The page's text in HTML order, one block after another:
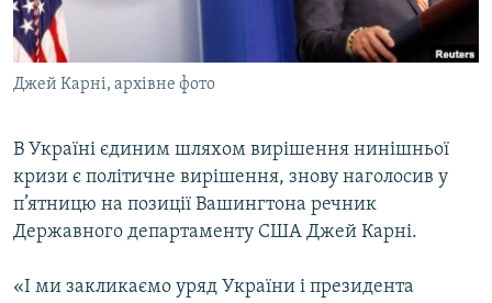
СПЕЦПРОЄКТИ
ПОДКАСТИ
РУС
УКР
КТАТ
ДОЛУЧАЙСЯ!
Джей Карні, архівне фото
В Україні єдиним шляхом вирішення нинішньої
кризи є політичне вирішення, знову наголосив у
п’ятницю на позиції Вашингтона речник
Державного департаменту США Джей Карні.
«І ми закликаємо уряд України і президента